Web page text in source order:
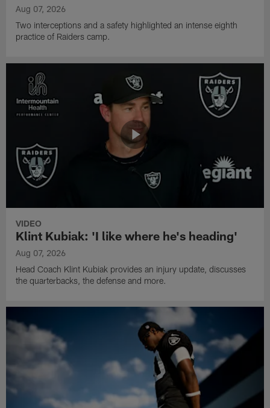
Aug 07, 2026
Two interceptions and a safety highlighted an intense eighth
practice of Raiders camp.
VIDEO
Klint Kubiak: 'I like where he's heading'
Aug 07, 2026
Head Coach Klint Kubiak provides an injury update, discusses
the quarterbacks, the defense and more.